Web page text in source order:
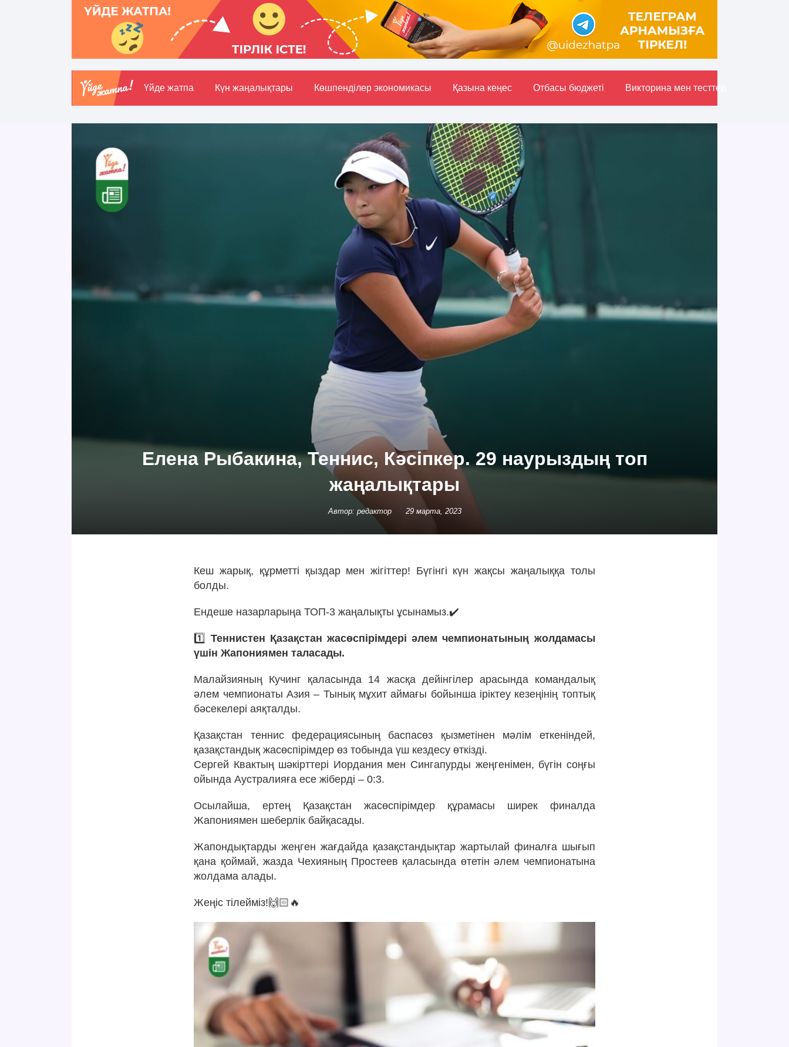
Үйде жатпа Күн жаңалықтары Көшпенділер экономикасы Қазына кеңес Отбасы бюджетi Викторина мен тесттер
Елена Рыбакина, Теннис, Кәсіпкер. 29 наурыздың топ
жаңалықтары
Автор: редактор 29 марта, 2023
Кеш жарық, құрметті қыздар мен жігіттер! Бүгінгі күн жақсы жаңалыққа толы
болды.
Ендеше назарларыңа ТОП-3 жаңалықты ұсынамыз.✔️
1️⃣ Теннистен Қазақстан жасөспірімдері әлем чемпионатының жолдамасы
үшін Жапониямен таласады.
Малайзияның Кучинг қаласында 14 жасқа дейінгілер арасында командалық
әлем чемпионаты Азия – Тынық мұхит аймағы бойынша іріктеу кезеңінің топтық
бәсекелері аяқталды.
Қазақстан теннис федерациясының баспасөз қызметінен мәлім еткеніндей,
қазақстандық жасөспірімдер өз тобында үш кездесу өткізді.
Сергей Квактың шәкірттері Иордания мен Сингапурды жеңгенімен, бүгін соңғы
ойында Аустралияға есе жіберді – 0:3.
Осылайша, ертең Қазақстан жасөспірімдер құрамасы ширек финалда
Жапониямен шеберлік байқасады.
Жапондықтарды жеңген жағдайда қазақстандықтар жартылай финалға шығып
қана қоймай, жазда Чехияның Простеев қаласында өтетін әлем чемпионатына
жолдама алады.
Жеңіс тілейміз!🙌🏻🔥